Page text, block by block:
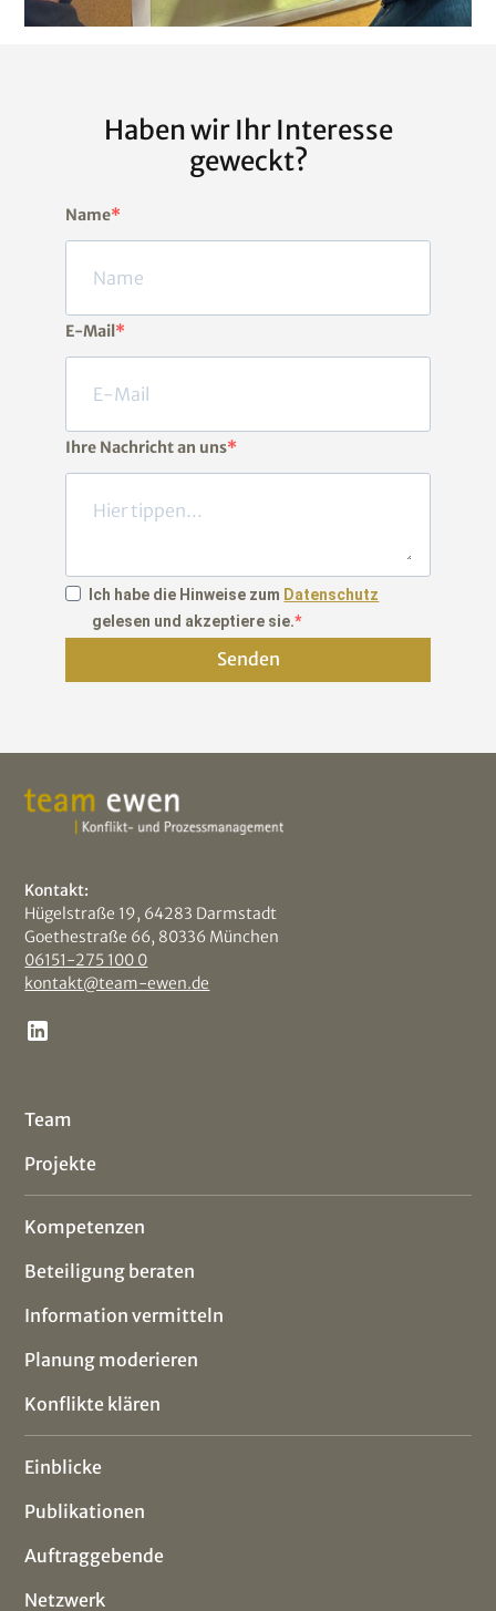
Haben wir Ihr Interesse
geweckt?
Name
E-Mail
Ihre Nachricht an uns
Ich habe die Hinweise zum Datenschutz
gelesen und akzeptiere sie.
Senden
Kontakt:
Hügelstraße 19, 64283 Darmstadt
Goethestraße 66, 80336 München
06151-275 100 0
kontakt@team-ewen.de
Team
Projekte
Kompetenzen
Beteiligung beraten
Information vermitteln
Planung moderieren
Konflikte klären
Einblicke
Publikationen
Auftraggebende
Netzwerk